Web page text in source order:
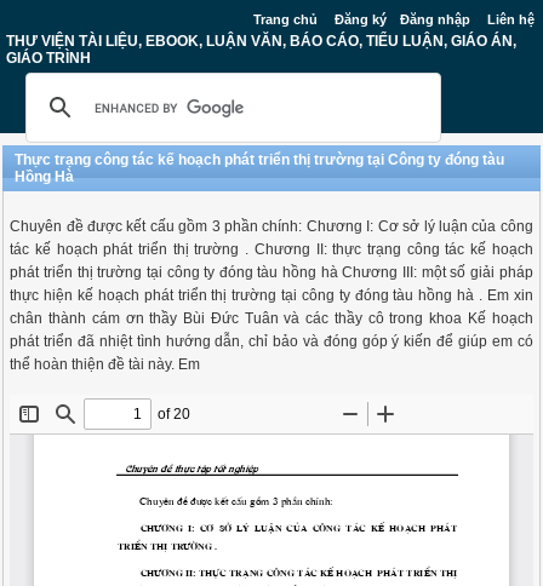
Trang chủ Đăng ký Đăng nhập Liên hệ
THƯ VIỆN TÀI LIỆU, EBOOK, LUẬN VĂN, BÁO CÁO, TIỂU LUẬN, GIÁO ÁN,
GIÁO TRÌNH
Thực trạng công tác kế hoạch phát triển thị trường tại Công ty đóng tàu
Hồng Hà
Chuyên đề được kết cấu gồm 3 phần chính: Chương I: Cơ sở lý luận của công
tác kế hoạch phát triển thị trường . Chương II: thực trạng công tác kế hoạch
phát triển thị trường tại công ty đóng tàu hồng hà Chương III: một số giải pháp
thực hiện kế hoạch phát triển thị trường tại công ty đóng tàu hồng hà . Em xin
chân thành cám ơn thầy Bùi Đức Tuân và các thầy cô trong khoa Kế hoạch
phát triển đã nhiệt tình hướng dẫn, chỉ bảo và đóng góp ý kiến để giúp em có
thể hoàn thiện đề tài này. Em